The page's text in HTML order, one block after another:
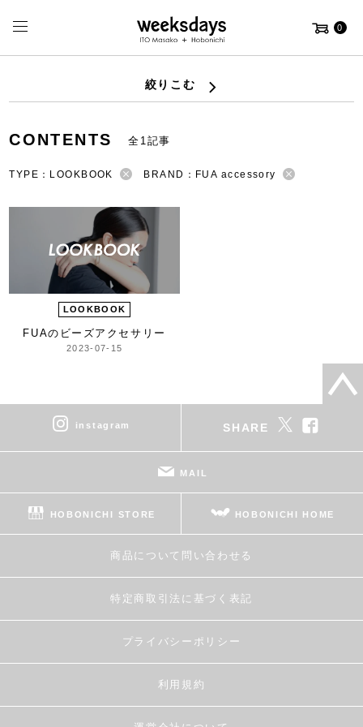
0
絞りこむ
CONTENTS 全1記事
TYPE：LOOKBOOK BRAND：FUA accessory
LOOKBOOK
FUAのビーズアクセサリー
2023-07-15
instagram SHARE
MAIL
HOBONICHI STORE HOBONICHI HOME
商品について問い合わせる
特定商取引法に基づく表記
プライバシーポリシー
利用規約